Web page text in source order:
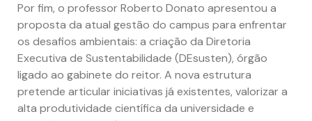
Por fim, o professor Roberto Donato apresentou a
proposta da atual gestão do campus para enfrentar
os desafios ambientais: a criação da Diretoria
Executiva de Sustentabilidade (DEsusten), órgão
ligado ao gabinete do reitor. A nova estrutura
pretende articular iniciativas já existentes, valorizar a
alta produtividade científica da universidade e